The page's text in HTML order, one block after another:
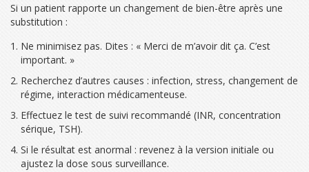
Si un patient rapporte un changement de bien-être après une
substitution :
Ne minimisez pas. Dites : « Merci de m’avoir dit ça. C’est
important. »
Recherchez d’autres causes : infection, stress, changement de
régime, interaction médicamenteuse.
Effectuez le test de suivi recommandé (INR, concentration
sérique, TSH).
Si le résultat est anormal : revenez à la version initiale ou
ajustez la dose sous surveillance.